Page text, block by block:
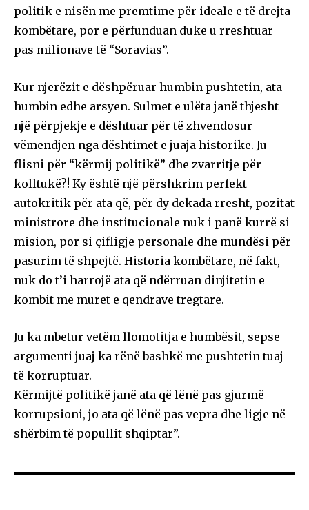
politik e nisën me premtime për ideale e të drejta
kombëtare, por e përfunduan duke u rreshtuar
pas milionave të “Soravias”.
Kur njerëzit e dëshpëruar humbin pushtetin, ata
humbin edhe arsyen. Sulmet e ulëta janë thjesht
një përpjekje e dështuar për të zhvendosur
vëmendjen nga dështimet e juaja historike. Ju
flisni për “kërmij politikë” dhe zvarritje për
kolltukë?! Ky është një përshkrim perfekt
autokritik për ata që, për dy dekada rresht, pozitat
ministrore dhe institucionale nuk i panë kurrë si
mision, por si çifligje personale dhe mundësi për
pasurim të shpejtë. Historia kombëtare, në fakt,
nuk do t’i harrojë ata që ndërruan dinjitetin e
kombit me muret e qendrave tregtare.
Ju ka mbetur vetëm llomotitja e humbësit, sepse
argumenti juaj ka rënë bashkë me pushtetin tuaj
të korruptuar.
Kërmijtë politikë janë ata që lënë pas gjurmë
korrupsioni, jo ata që lënë pas vepra dhe ligje në
shërbim të popullit shqiptar”.